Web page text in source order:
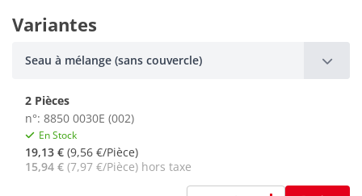
Variantes
Seau à mélange (sans couvercle)
2 Pièces
n°: 8850 0030E (002)
En Stock
19,13 € (9,56 €/Pièce)
15,94 € (7,97 €/Pièce) hors taxe